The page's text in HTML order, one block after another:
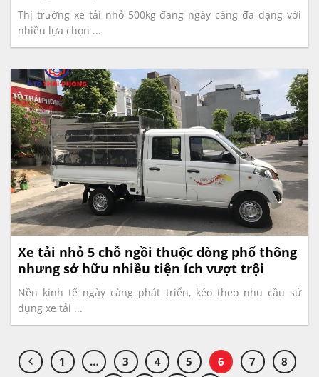
‎Thị trường xe tải nhỏ 500kg đang ngày càng đa dạng với
nhiều lựa chọn ...
Xe tải nhỏ 5 chỗ ngồi thuộc dòng phổ thông
nhưng sở hữu nhiều tiện ích vượt trội
Nền kinh tế ngày càng phát triển, kéo theo nhu cầu sử
dụng xe tải ...
1 … 3 4 5 6 7
8